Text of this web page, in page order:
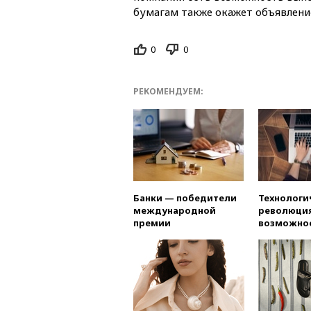
бумагам также окажет
0 0
РЕКОМЕНДУЕМ:
Банки — победители
международной
премии